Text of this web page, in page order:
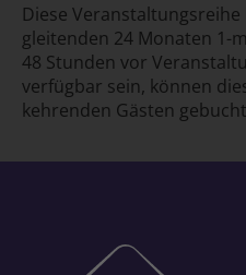
Diese
gleitenden 24 Monaten 1-
48 Stunden vor
ver­fügbar sein, können
kehrenden Gästen